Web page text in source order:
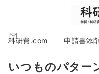
科研費.com 申請書添
いつものパター